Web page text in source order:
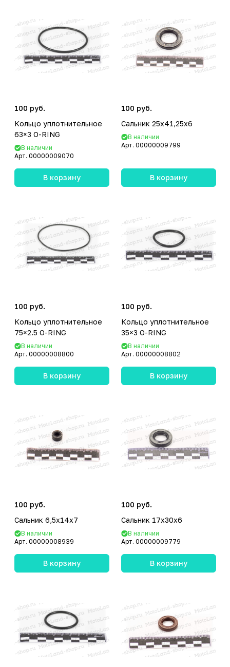
100 руб.
Кольцо уплотнительное
63×3 O-RING
В наличии
Арт. 00000009070
В корзину
100 руб.
Сальник 25x41,25x6
В наличии
Арт. 00000009799
В корзину
100 руб.
Кольцо уплотнительное
75×2.5 O-RING
В наличии
Арт. 00000008800
В корзину
100 руб.
Кольцо уплотнительное
35×3 O-RING
В наличии
Арт. 00000008802
В корзину
100 руб.
Сальник 6,5x14x7
В наличии
Арт. 00000008939
В корзину
100 руб.
Сальник 17x30x6
В наличии
Арт. 00000009779
В корзину